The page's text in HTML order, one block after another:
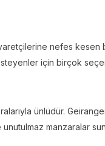
nefes kesen
için birçok
ünlüdür.
manzaralar
BÜLTENI
Bülteni 1 ay önce